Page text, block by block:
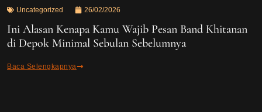
Uncategorized 26/02/2026
Ini Alasan Kenapa Kamu Wajib Pesan Band Khitanan
di Depok Minimal Sebulan Sebelumnya
Baca Selengkapnya